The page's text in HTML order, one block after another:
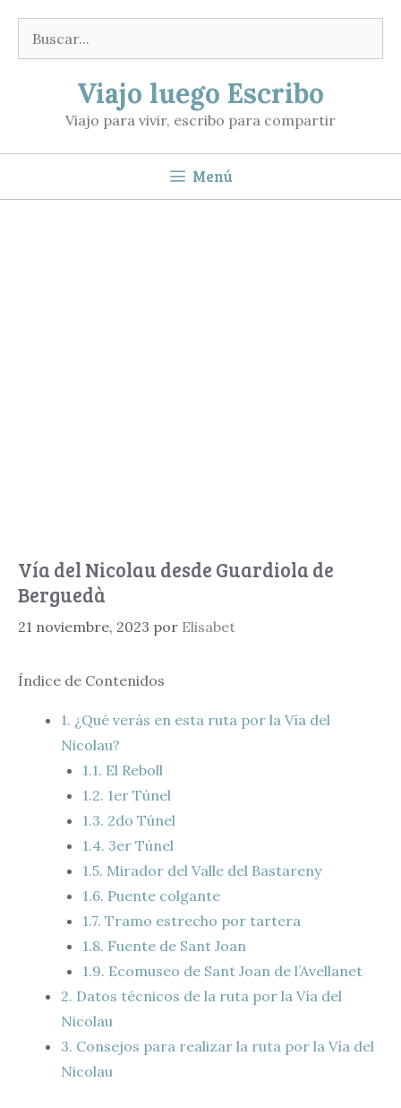
contenido
Buscar:
Viajo luego Escribo
Viajo para vivir, escribo para compartir
Menú
Vía del Nicolau desde Guardiola de
Berguedà
21 noviembre, 2023 por Elisabet
Índice de Contenidos
1. ¿Qué verás en esta ruta por la Vía del
Nicolau?
1.1. El Reboll
1.2. 1er Túnel
1.3. 2do Túnel
1.4. 3er Túnel
1.5. Mirador del Valle del Bastareny
1.6. Puente colgante
1.7. Tramo estrecho por tartera
1.8. Fuente de Sant Joan
1.9. Ecomuseo de Sant Joan de l’Avellanet
2. Datos técnicos de la ruta por la Vía del
Nicolau
3. Consejos para realizar la ruta por la Vía del
Nicolau